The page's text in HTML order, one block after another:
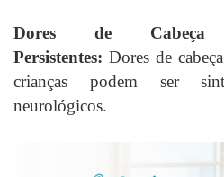
Dores de Cabeça
Persistentes: Dores de
crianças podem ser
neurológicos.